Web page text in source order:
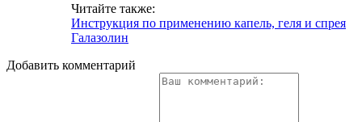
Читайте также:
Инструкция по применению капель, геля и спрея
Галазолин
Добавить комментарий